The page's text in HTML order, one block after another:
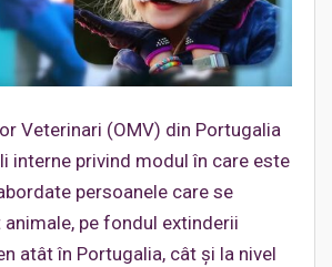
Veterinari (OMV) din Portugalia
interne privind modul în care este
persoanele care se
pe fondul extinderii
atât în Portugalia, cât și la nivel